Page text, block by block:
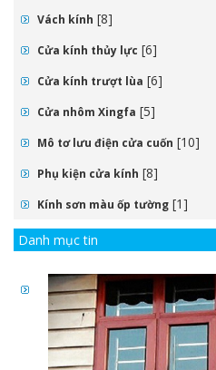
Vách kính [8]
Cửa kính thủy lực [6]
Cửa kính trượt lùa [6]
Cửa nhôm Xingfa [5]
Mô tơ lưu điện cửa cuốn [10]
Phụ kiện cửa kính [8]
Kính sơn màu ốp tường [1]
Danh mục tin